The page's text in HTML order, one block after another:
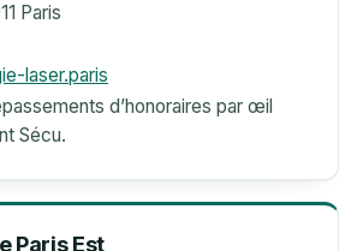
Paris
laser.paris
d’honoraires par œil
Sécu.
Paris Est